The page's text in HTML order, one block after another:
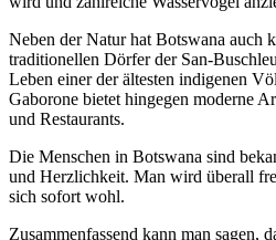
Neben der Natur hat Botswana auch
traditionellen Dörfer der San-
Leben einer der ältesten indigenen
Gaborone bietet hingegen moderne
und Restaurants.
Die Menschen in Botswana sind
und Herzlichkeit. Man wird überall
sich sofort wohl.
Zusammenfassend kann man sagen,